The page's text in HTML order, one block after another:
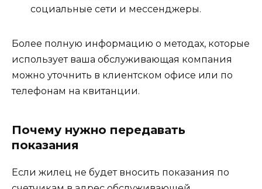
социальные сети и мессенджеры.
Более полную информацию о методах, которые
использует ваша обслуживающая компания
можно уточнить в клиентском офисе или по
телефонам на квитанции.
Почему нужно передавать
показания
Если жилец не будет вносить показания по